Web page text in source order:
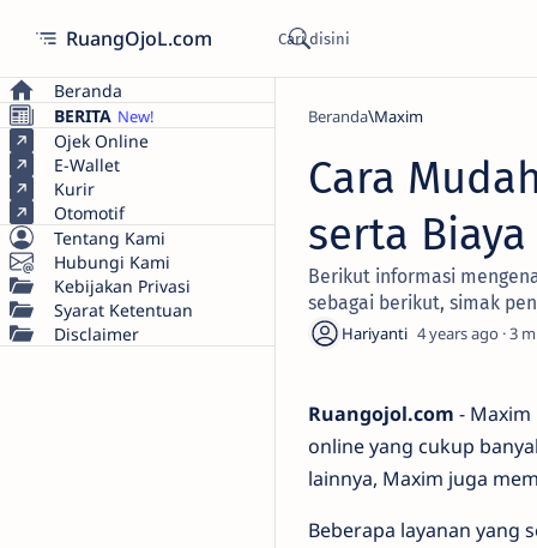
RuangOjoL.com
Beranda
BERITA
Ojek Online
E-Wallet
Kurir
Otomotif
Tentang Kami
Hubungi Kami
Kebijakan Privasi
Syarat Ketentuan
Disclaimer
Beranda Maxim
Cara
serta
Berikut informasi
sebagai berikut, simak
4 years ago 3
Ruangojol.com -
online yang cukup
lainnya, Maxim juga
Beberapa layanan yang